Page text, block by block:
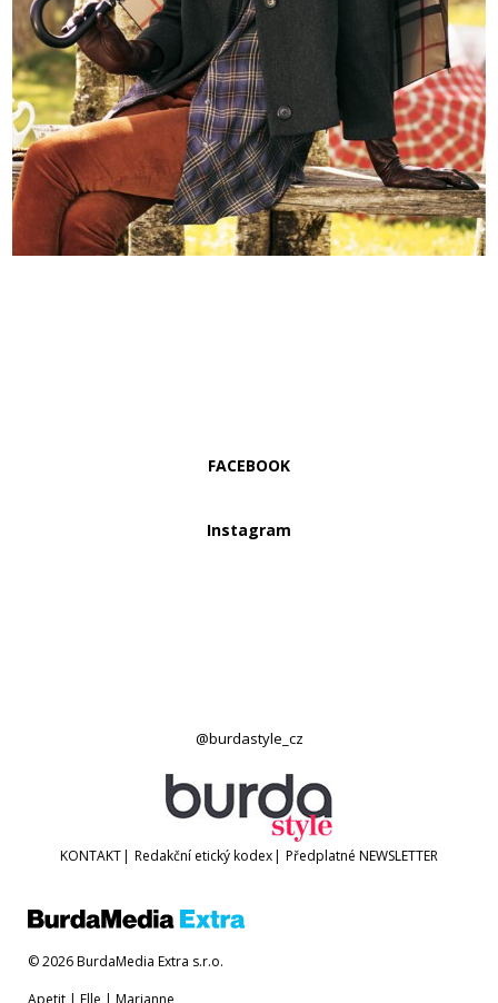
FACEBOOK
Instagram
@burdastyle_cz
KONTAKT| Redakční etický kodex| Předplatné NEWSLETTER
© 2026 BurdaMedia Extra s.r.o.